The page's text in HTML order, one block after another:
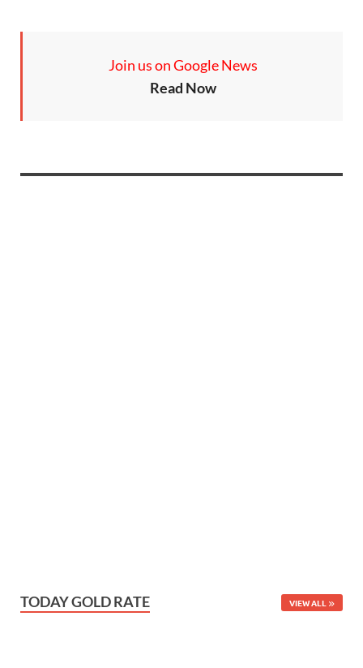
Join us on Google News
Read Now
TODAY GOLD RATE VIEW ALL